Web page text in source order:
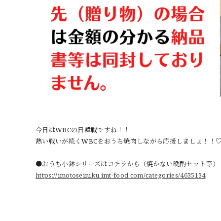
今日はWBCの日韓戦ですね！！
熱い戦いが続くWBCをおうち焼肉しながら応援しましょ！！
●おうち小鉢シリーズは コチラから（焼かない晩酌セット等）
https://imotoseiniku.imt-food.com/categories/4635134